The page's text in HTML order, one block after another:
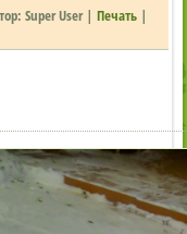
Super User|Печать |